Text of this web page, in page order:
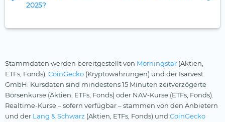
2025?
Stammdaten werden bereitgestellt von Morningstar (Aktien,
ETFs, Fonds), CoinGecko (Kryptowährungen) und der Isarvest
GmbH. Kursdaten sind mindestens 15 Minuten zeitverzögerte
Börsenkurse (Aktien, ETFs, Fonds) oder NAV-Kurse (ETFs, Fonds).
Realtime-Kurse – sofern verfügbar – stammen von den Anbietern
und der Lang & Schwarz (Aktien, ETFs, Fonds) und CoinGecko